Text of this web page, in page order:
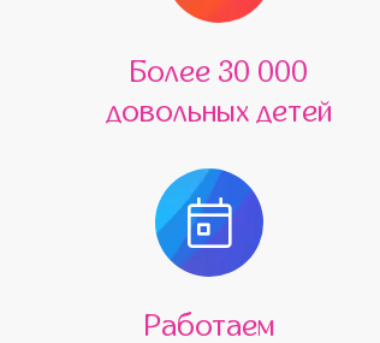
Более 30 000
довольных детей
Работаем